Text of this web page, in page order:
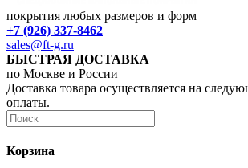
покрытия любых размеров и форм
+7 (926) 337-8462
sales@ft-g.ru
БЫСТРАЯ ДОСТАВКА
по Москве и России
Доставка товара осуществляется на
оплаты.
Корзина